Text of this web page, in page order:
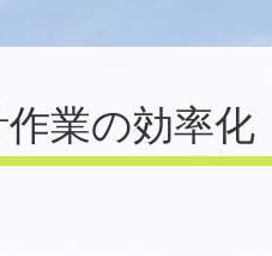
業の効率化